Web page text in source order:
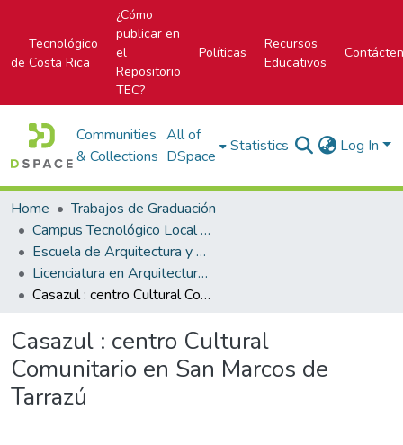
Tecnológico
de Costa Rica
¿Cómo
publicar en
el
Repositorio
TEC?
Políticas
Recursos
Educativos
Communities
& Collections
All of
DSpace
Statistics Log In
Home
Trabajos de Graduación
Campus Tecnológico Local San José
Escuela de Arquitectura y Urbanismo
Licenciatura en Arquitectura y Urbanismo
Casazul : centro Cultural Comunitario en San Marcos de Tarrazú
Casazul : centro Cultural
Comunitario en San Marcos de
Tarrazú